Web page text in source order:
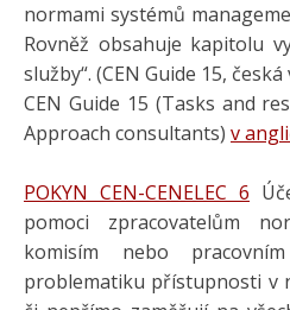
normami systémů
Rovněž obsahuje kapitolu
služby“. (CEN Guide 15, česká
CEN Guide 15 (Tasks and
Approach consultants) v
POKYN CEN-CENELEC 6
pomoci zpracovatelům
komisím nebo
problematiku přístupnosti v